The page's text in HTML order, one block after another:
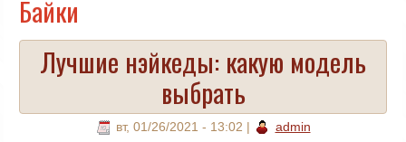
Байки
Лучшие нэйкеды: какую модель
выбрать
вт, 01/26/2021 - 13:02 |
admin